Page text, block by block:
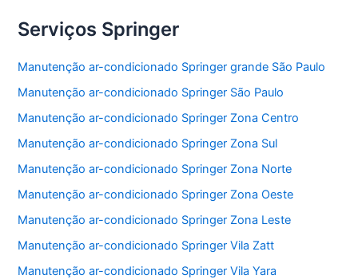
Serviços Springer
Manutenção ar-condicionado Springer grande São Paulo
Manutenção ar-condicionado Springer São Paulo
Manutenção ar-condicionado Springer Zona Centro
Manutenção ar-condicionado Springer Zona Sul
Manutenção ar-condicionado Springer Zona Norte
Manutenção ar-condicionado Springer Zona Oeste
Manutenção ar-condicionado Springer Zona Leste
Manutenção ar-condicionado Springer Vila Zatt
Manutenção ar-condicionado Springer Vila Yara